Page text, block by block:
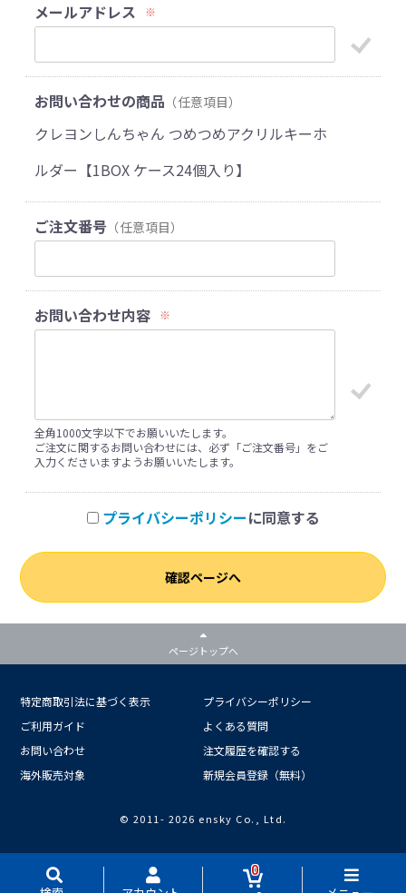
メールアドレス ※
お問い合わせの商品 （任意項目）
クレヨンしんちゃん つめつめアクリルキーホ
ルダー【1BOX ケース24個入り】
ご注文番号 （任意項目）
お問い合わせ内容 ※
全角1000文字以下でお願いいたします。
ご注文に関するお問い合わせには、必ず「ご注文番号」をご
入力くださいますようお願いいたします。
プライバシーポリシーに同意する
確認ページへ
0
ページトップへ
特定商取引法に基づく表示
プライバシーポリシー
ご利用ガイド
よくある質問
お問い合わせ
注文履歴を確認する
海外販売対象
新規会員登録（無料）
© 2011- 2026 ensky Co., Ltd.